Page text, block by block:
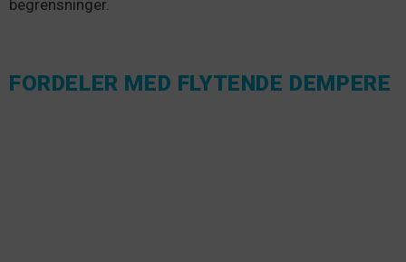
begrensninger.
FORDELER MED FLYTENDE DEMPERE